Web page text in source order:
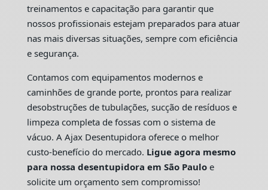
treinamentos e capacitação para garantir que
nossos profissionais estejam preparados para atuar
nas mais diversas situações, sempre com eficiência
e segurança.
Contamos com equipamentos modernos e
caminhões de grande porte, prontos para realizar
desobstruções de tubulações, sucção de resíduos e
limpeza completa de fossas com o sistema de
vácuo. A Ajax Desentupidora oferece o melhor
custo-benefício do mercado. Ligue agora mesmo
para nossa desentupidora em São Pauloe
solicite um orçamento sem compromisso!